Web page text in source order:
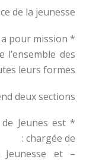
de la jeunesse
* Le Service de la Jeunesse a pour mission :
des
leurs formes.
deux sections :
de Jeunes est
chargée de :
et